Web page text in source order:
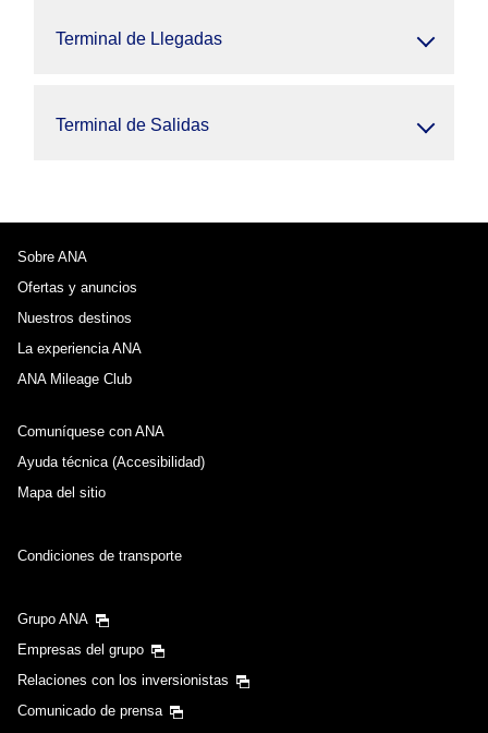
Terminal de Llegadas
Terminal de Salidas
Sobre ANA
Ofertas y anuncios
Nuestros destinos
La experiencia ANA
ANA Mileage Club
Comuníquese con ANA
Ayuda técnica (Accesibilidad)
Mapa del sitio
Condiciones de transporte
Grupo ANA
Empresas del grupo
Relaciones con los inversionistas
Comunicado de prensa